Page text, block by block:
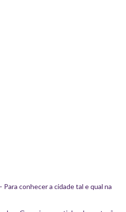
conhecer a cidade tal e qual na